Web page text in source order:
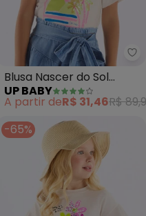
Blusa Menina Listrada
Blusa Nascer do Sol
Algodão (Branco)
UP BABY
A partir deR$ 31,46R$
-65%